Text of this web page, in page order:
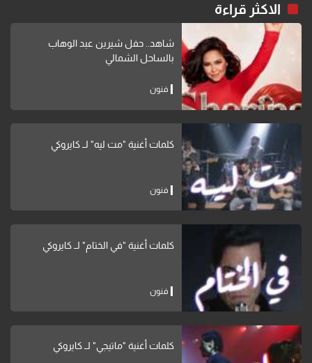
الاكثر قراءة
شاهد.. حفل شيرين عبد الوهاب
بالساحل الشمالي
فنون
كلمات أغنية "مت ليه" لــ كايروكي
فنون
كلمات أغنية "في الختام" لــ كايروكي
فنون
كلمات أغنية "ماتيجي" لــ كايروكي